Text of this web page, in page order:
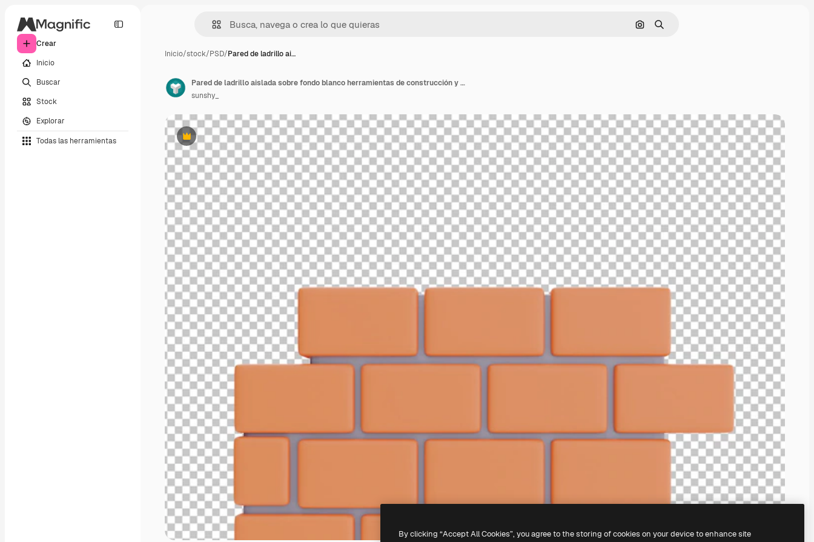
Crear
Inicio
Buscar
Stock
Explorar
Todas las herramientas
Buscar por imagen
Buscar
Inicio/stock/PSD/Pared de ladrillo ai…
Premium
Pared de ladrillo aislada sobre fondo blanco herramientas de construcción y equipo trabajo día renderizado 3d
sunshy_
By clicking “Accept All Cookies”, you agree to the storing of cookies on your device to enhance site